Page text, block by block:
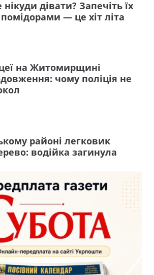
дівати? Запечіть їх
— це хіт літа
на Житомирщині
чому поліція не
районі легковик
водійка загинула